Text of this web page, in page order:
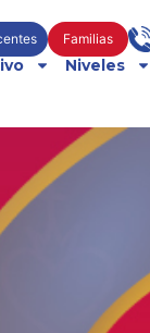
Familias
Niveles